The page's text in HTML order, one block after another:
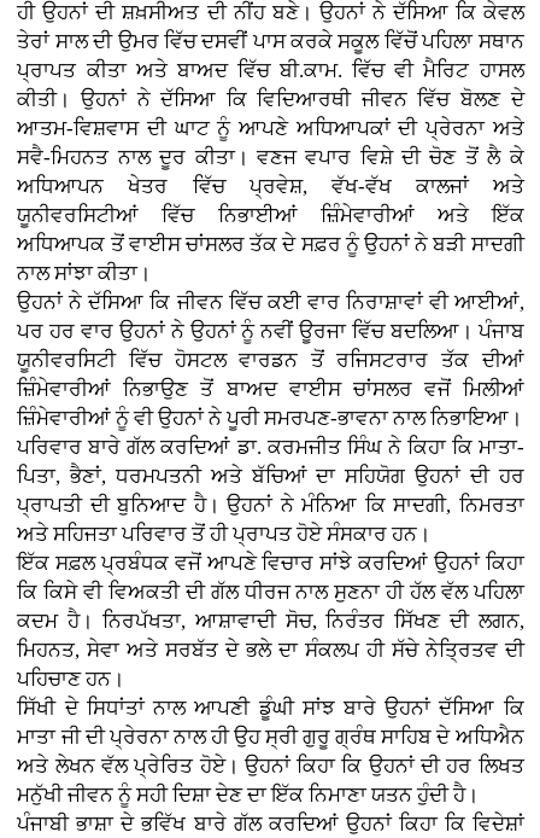
ਹੀ ਉਹਨਾਂ ਦੀ ਸ਼ਖ਼ਸੀਅਤ ਦੀ ਨੀਂਹ ਬਣੇ। ਉਹਨਾਂ ਨੇ ਦੱਸਿਆ ਕਿ ਕੇਵਲ
ਤੇਰਾਂ ਸਾਲ ਦੀ ਉਮਰ ਵਿੱਚ ਦਸਵੀਂ ਪਾਸ ਕਰਕੇ ਸਕੂਲ ਵਿੱਚੋਂ ਪਹਿਲਾ ਸਥਾਨ
ਪ੍ਰਾਪਤ ਕੀਤਾ ਅਤੇ ਬਾਅਦ ਵਿੱਚ ਬੀ.ਕਾਮ. ਵਿੱਚ ਵੀ ਮੈਰਿਟ ਹਾਸਲ
ਕੀਤੀ। ਉਹਨਾਂ ਨੇ ਦੱਸਿਆ ਕਿ ਵਿਦਿਆਰਥੀ ਜੀਵਨ ਵਿੱਚ ਬੋਲਣ ਦੇ
ਆਤਮ-ਵਿਸ਼ਵਾਸ ਦੀ ਘਾਟ ਨੂੰ ਆਪਣੇ ਅਧਿਆਪਕਾਂ ਦੀ ਪ੍ਰੇਰਨਾ ਅਤੇ
ਸਵੈ-ਮਿਹਨਤ ਨਾਲ ਦੂਰ ਕੀਤਾ। ਵਣਜ ਵਪਾਰ ਵਿਸ਼ੇ ਦੀ ਚੋਣ ਤੋਂ ਲੈ ਕੇ
ਅਧਿਆਪਨ ਖੇਤਰ ਵਿੱਚ ਪ੍ਰਵੇਸ਼, ਵੱਖ-ਵੱਖ ਕਾਲਜਾਂ ਅਤੇ
ਯੂਨੀਵਰਸਿਟੀਆਂ ਵਿੱਚ ਨਿਭਾਈਆਂ ਜ਼ਿੰਮੇਵਾਰੀਆਂ ਅਤੇ ਇੱਕ
ਅਧਿਆਪਕ ਤੋਂ ਵਾਈਸ ਚਾਂਸਲਰ ਤੱਕ ਦੇ ਸਫ਼ਰ ਨੂੰ ਉਹਨਾਂ ਨੇ ਬੜੀ ਸਾਦਗੀ
ਨਾਲ ਸਾਂਝਾ ਕੀਤਾ।
ਉਹਨਾਂ ਨੇ ਦੱਸਿਆ ਕਿ ਜੀਵਨ ਵਿੱਚ ਕਈ ਵਾਰ ਨਿਰਾਸ਼ਾਵਾਂ ਵੀ ਆਈਆਂ,
ਪਰ ਹਰ ਵਾਰ ਉਹਨਾਂ ਨੇ ਉਹਨਾਂ ਨੂੰ ਨਵੀਂ ਊਰਜਾ ਵਿੱਚ ਬਦਲਿਆ। ਪੰਜਾਬ
ਯੂਨੀਵਰਸਿਟੀ ਵਿੱਚ ਹੋਸਟਲ ਵਾਰਡਨ ਤੋਂ ਰਜਿਸਟਰਾਰ ਤੱਕ ਦੀਆਂ
ਜ਼ਿੰਮੇਵਾਰੀਆਂ ਨਿਭਾਉਣ ਤੋਂ ਬਾਅਦ ਵਾਈਸ ਚਾਂਸਲਰ ਵਜੋਂ ਮਿਲੀਆਂ
ਜ਼ਿੰਮੇਵਾਰੀਆਂ ਨੂੰ ਵੀ ਉਹਨਾਂ ਨੇ ਪੂਰੀ ਸਮਰਪਣ-ਭਾਵਨਾ ਨਾਲ ਨਿਭਾਇਆ।
ਪਰਿਵਾਰ ਬਾਰੇ ਗੱਲ ਕਰਦਿਆਂ ਡਾ. ਕਰਮਜੀਤ ਸਿੰਘ ਨੇ ਕਿਹਾ ਕਿ ਮਾਤਾ-
ਪਿਤਾ, ਭੈਣਾਂ, ਧਰਮਪਤਨੀ ਅਤੇ ਬੱਚਿਆਂ ਦਾ ਸਹਿਯੋਗ ਉਹਨਾਂ ਦੀ ਹਰ
ਪ੍ਰਾਪਤੀ ਦੀ ਬੁਨਿਆਦ ਹੈ। ਉਹਨਾਂ ਨੇ ਮੰਨਿਆ ਕਿ ਸਾਦਗੀ, ਨਿਮਰਤਾ
ਅਤੇ ਸਹਿਜਤਾ ਪਰਿਵਾਰ ਤੋਂ ਹੀ ਪ੍ਰਾਪਤ ਹੋਏ ਸੰਸਕਾਰ ਹਨ।
ਇੱਕ ਸਫ਼ਲ ਪ੍ਰਬੰਧਕ ਵਜੋਂ ਆਪਣੇ ਵਿਚਾਰ ਸਾਂਝੇ ਕਰਦਿਆਂ ਉਹਨਾਂ ਕਿਹਾ
ਕਿ ਕਿਸੇ ਵੀ ਵਿਅਕਤੀ ਦੀ ਗੱਲ ਧੀਰਜ ਨਾਲ ਸੁਣਨਾ ਹੀ ਹੱਲ ਵੱਲ ਪਹਿਲਾ
ਕਦਮ ਹੈ। ਨਿਰਪੱਖਤਾ, ਆਸ਼ਾਵਾਦੀ ਸੋਚ, ਨਿਰੰਤਰ ਸਿੱਖਣ ਦੀ ਲਗਨ,
ਮਿਹਨਤ, ਸੇਵਾ ਅਤੇ ਸਰਬੱਤ ਦੇ ਭਲੇ ਦਾ ਸੰਕਲਪ ਹੀ ਸੱਚੇ ਨੇਤ੍ਰਿਤਵ ਦੀ
ਪਹਿਚਾਣ ਹਨ।
ਸਿੱਖੀ ਦੇ ਸਿਧਾਂਤਾਂ ਨਾਲ ਆਪਣੀ ਡੂੰਘੀ ਸਾਂਝ ਬਾਰੇ ਉਹਨਾਂ ਦੱਸਿਆ ਕਿ
ਮਾਤਾ ਜੀ ਦੀ ਪ੍ਰੇਰਨਾ ਨਾਲ ਹੀ ਉਹ ਸ੍ਰੀ ਗੁਰੂ ਗ੍ਰੰਥ ਸਾਹਿਬ ਦੇ ਅਧਿਐਨ
ਅਤੇ ਲੇਖਨ ਵੱਲ ਪ੍ਰੇਰਿਤ ਹੋਏ। ਉਹਨਾਂ ਕਿਹਾ ਕਿ ਉਹਨਾਂ ਦੀ ਹਰ ਲਿਖਤ
ਮਨੁੱਖੀ ਜੀਵਨ ਨੂੰ ਸਹੀ ਦਿਸ਼ਾ ਦੇਣ ਦਾ ਇੱਕ ਨਿਮਾਣਾ ਯਤਨ ਹੁੰਦੀ ਹੈ।
ਪੰਜਾਬੀ ਭਾਸ਼ਾ ਦੇ ਭਵਿੱਖ ਬਾਰੇ ਗੱਲ ਕਰਦਿਆਂ ਉਹਨਾਂ ਕਿਹਾ ਕਿ ਵਿਦੇਸ਼ਾਂ